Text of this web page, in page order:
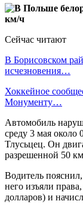
Сейчас читают
В Борисовском
исчезновения…
Хоккейное
Монументу…
Автомобиль
среду 3 мая около
Тлусьцец. Он
разрешенной 50
Водитель
него изъяли
долларов) и